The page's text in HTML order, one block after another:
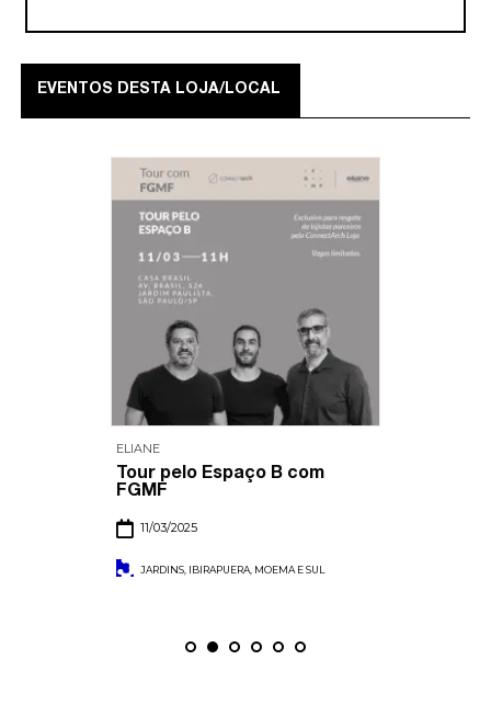
EVENTOS DESTA LOJA/LOCAL
ELIANE
Tour pelo Espaço B com
FGMF
11/03/2025
JARDINS, IBIRAPUERA, MOEMA E SUL